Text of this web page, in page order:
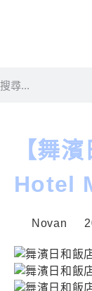
【舞
Hotel
Novan